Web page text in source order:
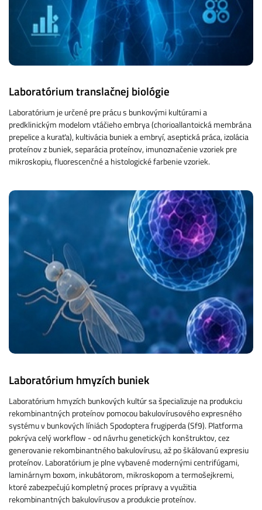
Laboratórium translačnej biológie
Laboratórium je určené pre prácu s bunkovými kultúrami a
predklinickým modelom vtáčieho embrya (chorioallantoická membrána
prepelice a kuraťa), kultivácia buniek a embryí, aseptická práca, izolácia
proteínov z buniek, separácia proteínov, imunoznačenie vzoriek pre
mikroskopiu, fluorescenčné a histologické farbenie vzoriek.
Laboratórium hmyzích buniek
Laboratórium hmyzích bunkových kultúr sa špecializuje na produkciu
rekombinantných proteínov pomocou bakulovírusového expresného
systému v bunkových líniách Spodoptera frugiperda (Sf9). Platforma
pokrýva celý workflow - od návrhu genetických konštruktov, cez
generovanie rekombinantného bakulovírusu, až po škálovanú expresiu
proteínov. Laboratórium je plne vybavené modernými centrifúgami,
laminárnym boxom, inkubátorom, mikroskopom a termošejkremi,
ktoré zabezpečujú kompletný proces prípravy a využitia
rekombinantných bakulovírusov a produkcie proteínov.